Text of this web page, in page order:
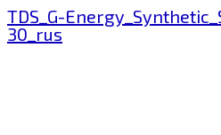
TDS_G-
30_rus